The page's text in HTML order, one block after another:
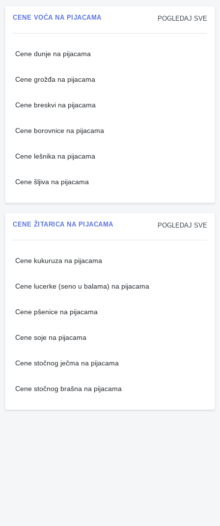
POGLEDAJ SVE
CENE VOĆA NA PIJACAMA
Cene dunje na pijacama
Cene grožđa na pijacama
Cene breskvi na pijacama
Cene borovnice na pijacama
Cene lešnika na pijacama
Cene šljiva na pijacama
POGLEDAJ SVE
CENE ŽITARICA NA PIJACAMA
Cene kukuruza na pijacama
Cene lucerke (seno u balama) na pijacama
Cene pšenice na pijacama
Cene soje na pijacama
Cene stočnog ječma na pijacama
Cene stočnog brašna na pijacama